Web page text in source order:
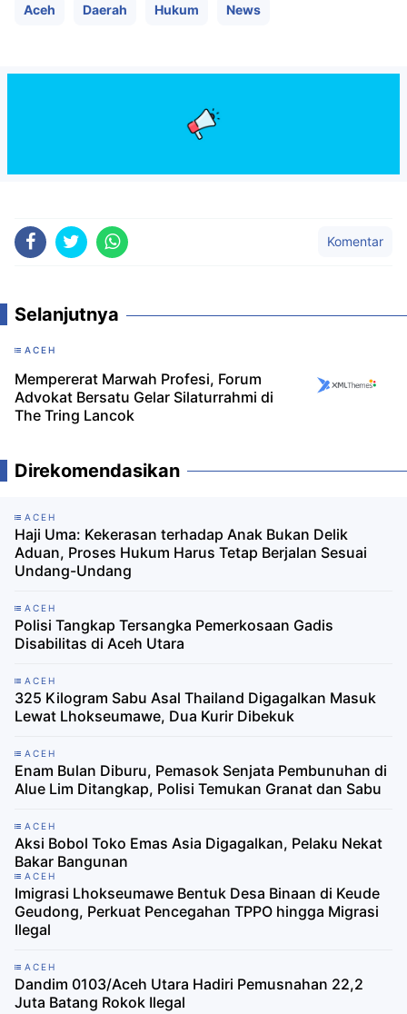
Aceh Daerah Hukum News
Komentar
Selanjutnya
ACEH
Mempererat Marwah Profesi, Forum
Advokat Bersatu Gelar Silaturrahmi di
The Tring Lancok
Direkomendasikan
ACEH
Haji Uma: Kekerasan terhadap Anak Bukan Delik
Aduan, Proses Hukum Harus Tetap Berjalan Sesuai
Undang-Undang
ACEH
Polisi Tangkap Tersangka Pemerkosaan Gadis
Disabilitas di Aceh Utara
ACEH
325 Kilogram Sabu Asal Thailand Digagalkan Masuk
Lewat Lhokseumawe, Dua Kurir Dibekuk
ACEH
Enam Bulan Diburu, Pemasok Senjata Pembunuhan di
Alue Lim Ditangkap, Polisi Temukan Granat dan Sabu
ACEH
Aksi Bobol Toko Emas Asia Digagalkan, Pelaku Nekat
Bakar Bangunan
ACEH
Imigrasi Lhokseumawe Bentuk Desa Binaan di Keude
Geudong, Perkuat Pencegahan TPPO hingga Migrasi
Ilegal
ACEH
Dandim 0103/Aceh Utara Hadiri Pemusnahan 22,2
Juta Batang Rokok Ilegal